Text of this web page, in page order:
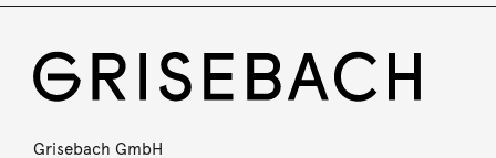
Grisebach GmbH